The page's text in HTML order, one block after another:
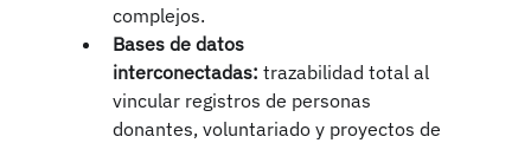
complejos.
Bases de datos
interconectadas: trazabilidad total al
vincular registros de personas
donantes, voluntariado y proyectos de